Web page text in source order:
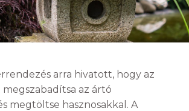
arra hivatott, hogy az
az ártó
megtöltse hasznosakkal. A